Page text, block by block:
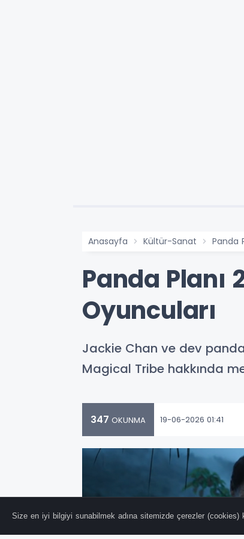
Anasayfa Kültür-Sanat Panda
Panda Planı
Oyuncuları
Jackie Chan ve dev
Magical Tribe hakkında
347 OKUNMA 19-06-2026 01:41
Size en iyi bilgiyi sunabilmek adına sitemizde çerezler (cookies)